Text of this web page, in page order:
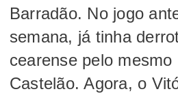
Barradão. No jogo
semana, já tinha
cearense pelo mesmo
Castelão. Agora, o